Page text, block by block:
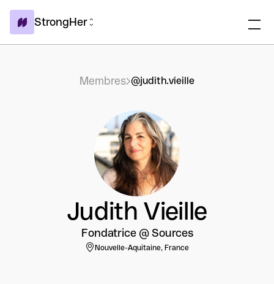
StrongHer
Membres @judith.vieille
Judith Vieille
Fondatrice @ Sources
Nouvelle-Aquitaine, France